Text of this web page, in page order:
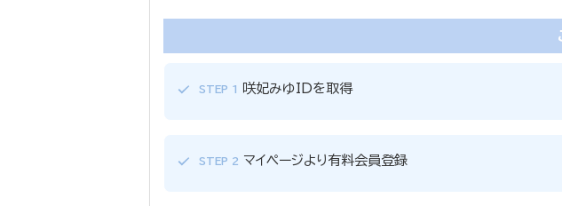
STEP 1 咲妃みゆIDを取得
STEP 2 マイページより有料会員登録